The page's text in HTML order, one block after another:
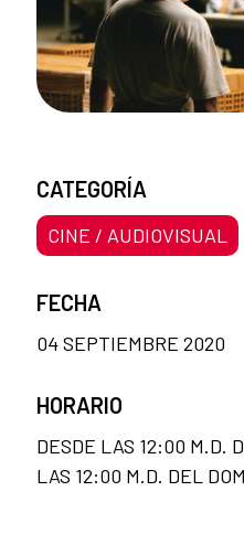
CATEGORÍA
CINE / AUDIOVISUAL
FECHA
04 SEPTIEMBRE 2020
HORARIO
DESDE LAS 12:00 M.D.
LAS 12:00 M.D. DEL